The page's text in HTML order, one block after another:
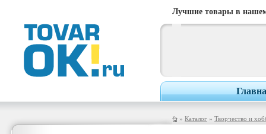
Лучшие товары в
» Каталог » Творчество и